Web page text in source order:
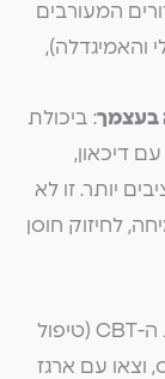
המעורבים
והאמיגדלה),
בעצמך: ביכולת
דיכאון,
יותר. זו לא
לחיזוק חוסן
הצטרפו לקורס ייחודי המשלב את עקרונות ה-CBT (טיפול
וצאו עם ארגז